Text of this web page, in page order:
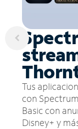
Tus
con
Basic con
Disney+ y